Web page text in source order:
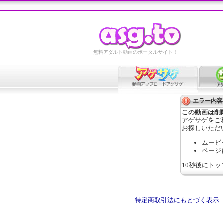
無料アダルト動画のポータルサイト！
エラー内容
この動画は削
アゲサゲをご
お探しいただ
ムービ
ページ
10秒後にト
特定商取引法にもとづく表示